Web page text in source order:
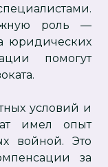
роль —
юридических
помогут
условий и
имел опыт
войной. Это
за